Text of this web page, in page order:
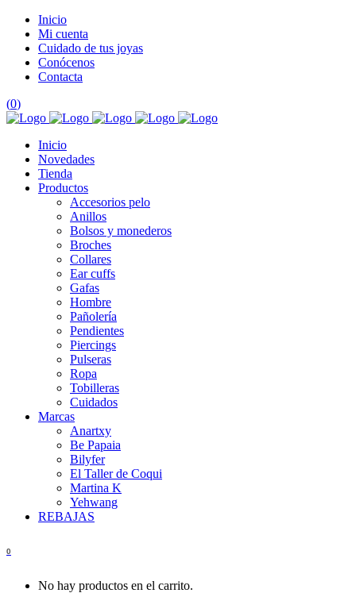
Inicio
Mi cuenta
Cuidado de tus joyas
Conócenos
Contacta
(0)
Inicio
Novedades
Tienda
Productos
Accesorios pelo
Anillos
Bolsos y monederos
Broches
Collares
Ear cuffs
Gafas
Hombre
Pañolería
Pendientes
Piercings
Pulseras
Ropa
Tobilleras
Cuidados
Marcas
Anartxy
Be Papaia
Bilyfer
El Taller de Coqui
Martina K
Yehwang
REBAJAS
0
No hay productos en el carrito.